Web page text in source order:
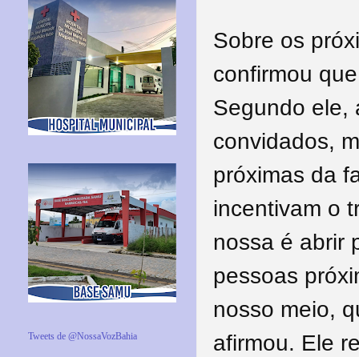
Sobre os
confirmou
Segundo ele,
convidados,
próximas da
incentivam o
nossa é abrir
pessoas
nosso meio,
afirmou. Ele
Tweets de @NossaVozBahia